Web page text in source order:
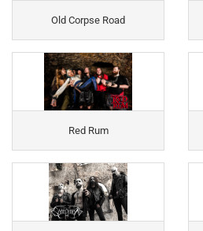
Old Corpse Road
Red Rum